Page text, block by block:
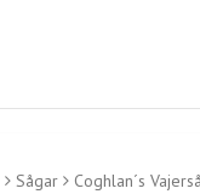
Sågar Coghlan´s